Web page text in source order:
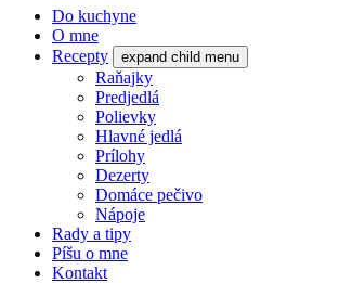
Do kuchyne
O mne
Recepty
expand child menu
Raňajky
Predjedlá
Polievky
Hlavné jedlá
Prílohy
Dezerty
Domáce pečivo
Nápoje
Rady a tipy
Píšu o mne
Kontakt